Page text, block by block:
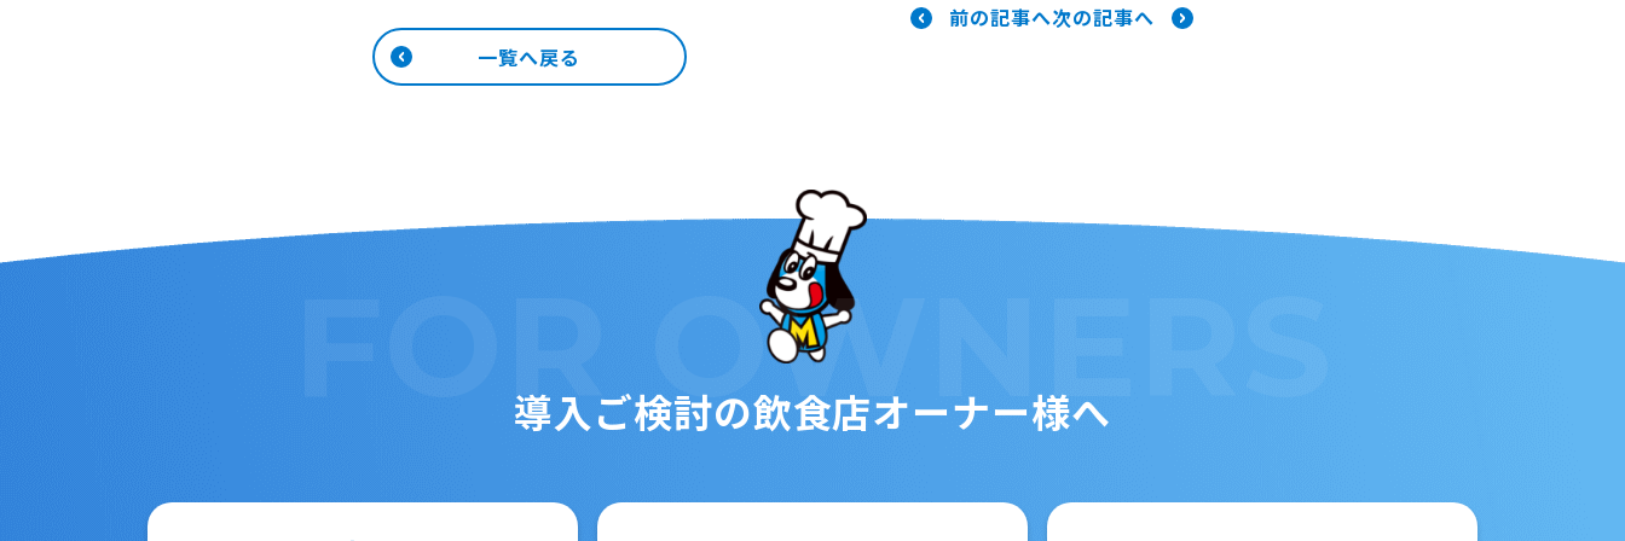
一覧へ戻る
前の記事へ次の記事へ
導入ご検討の飲食店オーナー様へ
FOROWNERS